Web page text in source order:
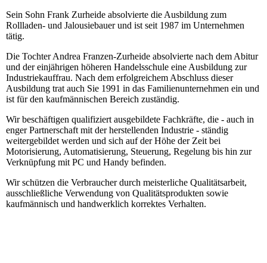
Sein Sohn Frank Zurheide absolvierte die Ausbildung zum
Rollladen- und Jalousiebauer und ist seit 1987 im Unternehmen
tätig.
Die Tochter Andrea Franzen-Zurheide absolvierte nach dem Abitur
und der einjährigen höheren Handelsschule eine Ausbildung zur
Industriekauffrau. Nach dem erfolgreichem Abschluss dieser
Ausbildung trat auch Sie 1991 in das Familienunternehmen ein und
ist für den kaufmännischen Bereich zuständig.
Wir beschäftigen qualifiziert ausgebildete Fachkräfte, die - auch in
enger Partnerschaft mit der herstellenden Industrie - ständig
weitergebildet werden und sich auf der Höhe der Zeit bei
Motorisierung, Automatisierung, Steuerung, Regelung bis hin zur
Verknüpfung mit PC und Handy befinden.
Wir schützen die Verbraucher durch meisterliche Qualitätsarbeit,
ausschließliche Verwendung von Qualitätsprodukten sowie
kaufmännisch und handwerklich korrektes Verhalten.